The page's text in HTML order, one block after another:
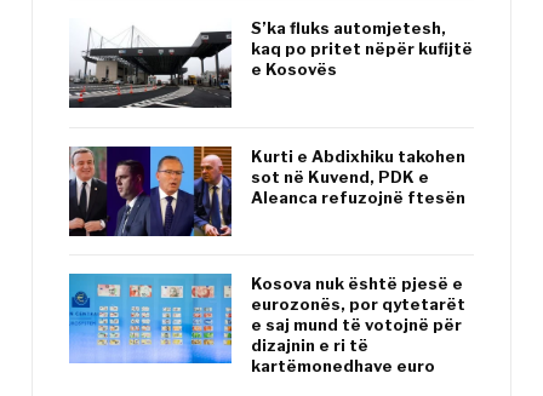
S’ka fluks automjetesh,
kaq po pritet nëpër kufijtë
e Kosovës
Kurti e Abdixhiku takohen
sot në Kuvend, PDK e
Aleanca refuzojnë ftesën
Kosova nuk është pjesë e
eurozonës, por qytetarët
e saj mund të votojnë për
dizajnin e ri të
kartëmonedhave euro